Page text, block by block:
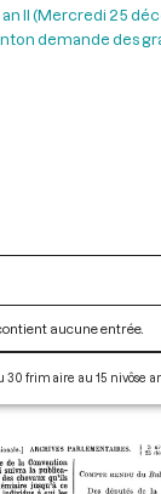
II (Mercredi 25
demande des
aucune entrée.